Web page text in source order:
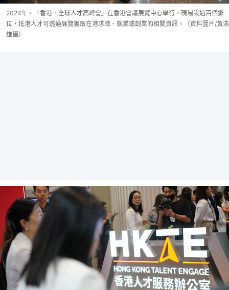
2024年，「香港．全球人才高峰會」在香港會議展覽中心舉行，現場設過百個攤
位，抵港人才可透過展覽獲取在港求職、就業或創業的相關資訊。（資料圖片/黃浩
謙攝）